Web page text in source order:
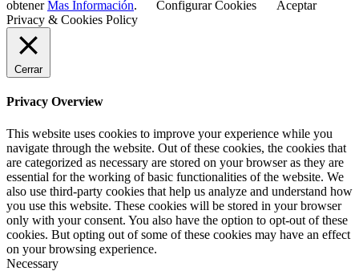
obtenerMas Información. Configurar Cookies
Aceptar
Privacy & Cookies Policy
Cerrar
Privacy Overview
This website uses cookies to improve your experience while you
navigate through the website. Out of these cookies, the cookies that
are categorized as necessary are stored on your browser as they are
essential for the working of basic functionalities of the website. We
also use third-party cookies that help us analyze and understand how
you use this website. These cookies will be stored in your browser
only with your consent. You also have the option to opt-out of these
cookies. But opting out of some of these cookies may have an effect
on your browsing experience.
Necessary